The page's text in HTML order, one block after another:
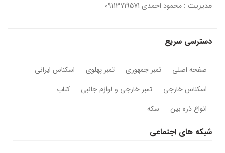
مدیریت : محمود احمدی 09113719571
دسترسی سریع
صفحه اصلی تمبر جمهوری تمبر پهلوی
اسکناس ایرانی
اسکناس خارجی
تمبر خارجی و لوازم جانبی
کتاب
انواع ذره بین
سکه
شبکه های اجتماعی